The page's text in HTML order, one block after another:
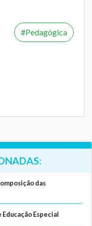
Pedagógica
das
Especial